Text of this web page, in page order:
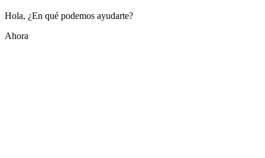
Hola, ¿En qué podemos ayudarte?
Ahora